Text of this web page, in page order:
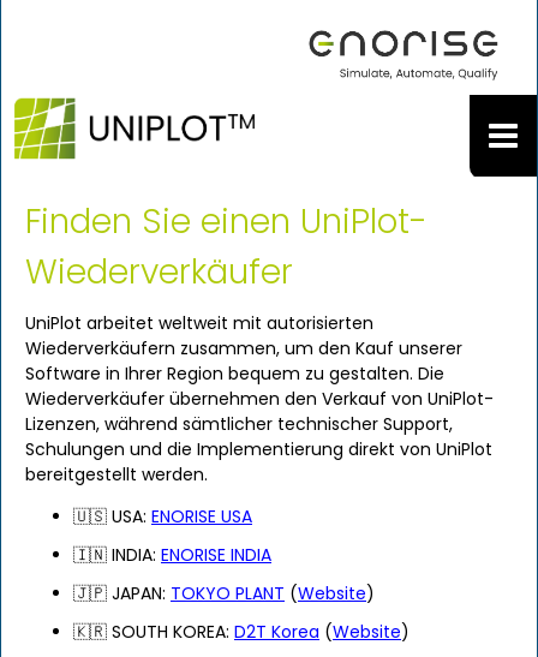
Finden Sie einen UniPlot-
Wiederverkäufer
UniPlot arbeitet weltweit mit autorisierten
Wiederverkäufern zusammen, um den Kauf unserer
Software in Ihrer Region bequem zu gestalten. Die
Wiederverkäufer übernehmen den Verkauf von UniPlot-
Lizenzen, während sämtlicher technischer Support,
Schulungen und die Implementierung direkt von UniPlot
bereitgestellt werden.
🇺🇸 USA: ENORISE USA
🇮🇳 INDIA: ENORISE INDIA
🇯🇵 JAPAN: TOKYO PLANT (Website)
🇰🇷 SOUTH KOREA: D2T Korea (Website)